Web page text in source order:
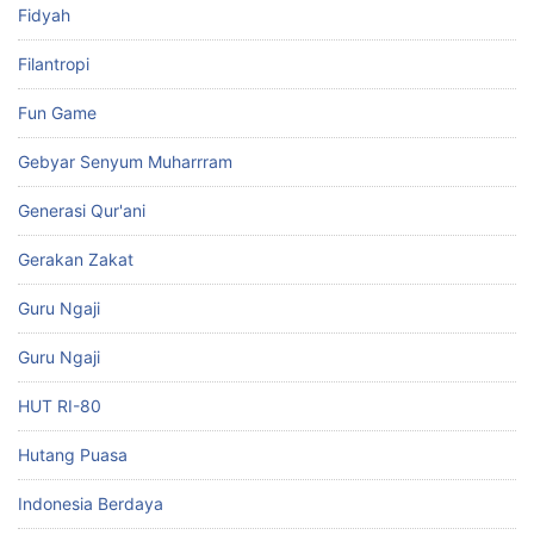
Fidyah
Filantropi
Fun Game
Gebyar Senyum Muharrram
Generasi Qur'ani
Gerakan Zakat
Guru Ngaji
Guru Ngaji
HUT RI-80
Hutang Puasa
Indonesia Berdaya